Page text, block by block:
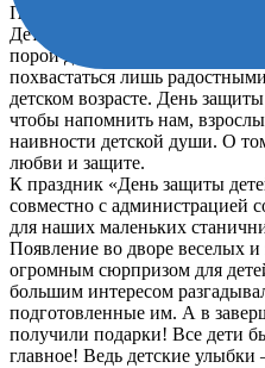
Присоединяйтесь к нашим
Детство навсегда останется
порой для многих из нас.
похвастаться лишь
детском возрасте. День
чтобы напомнить нам,
наивности детской души. О
любви и защите.
К праздник «День защиты
совместно с администрацией
для наших маленьких
Появление во дворе веселых
огромным сюрпризом для
большим интересом
подготовленные им. А в
получили подарки! Все дети
главное! Ведь детские